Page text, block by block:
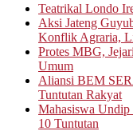
Teatrikal Londo
Aksi Jateng
Konflik Agraria,
Protes MBG,
Umum
Aliansi BEM
Tuntutan Rakyat
Mahasiswa Undip
10 Tuntutan